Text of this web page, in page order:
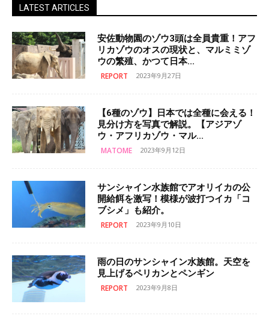
LATEST ARTICLES
安佐動物園のゾウ3頭は全員貴重！アフ
リカゾウのオスの現状と、マルミミゾ
ウの繁殖、かつて日本...
REPORT 2023年9月27日
【6種のゾウ】日本では全種に会える！
見分け方を写真で解説。【アジアゾ
ウ・アフリカゾウ・マル...
MATOME 2023年9月12日
サンシャイン水族館でアオリイカの公
開給餌を激写！模様が波打つイカ「コ
ブシメ」も紹介。
REPORT 2023年9月10日
雨の日のサンシャイン水族館。天空を
見上げるペリカンとペンギン
REPORT 2023年9月8日